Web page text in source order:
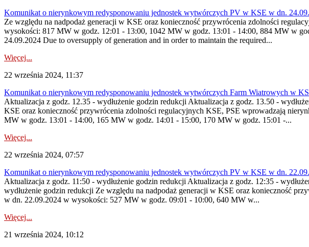
Komunikat o nierynkowym redysponowaniu jednostek wytwórczych PV w KSE w dn.
Ze względu na nadpodaż generacji w KSE oraz konieczność przywrócenia zdolności
wysokości: 817 MW w godz. 12:01 - 13:00, 1042 MW w godz. 13:01 - 14:00, 884 MW w
24.09.2024 Due to oversupply of generation and in order to maintain the required...
Więcej...
22 września 2024, 11:37
Komunikat o nierynkowym redysponowaniu jednostek wytwórczych Farm Wiatrowych w
Aktualizacja z godz. 12.35 - wydłużenie godzin redukcji Aktualizacja z godz. 13.50 -
KSE oraz konieczność przywrócenia zdolności regulacyjnych KSE, PSE wprowadzają
MW w godz. 13:01 - 14:00, 165 MW w godz. 14:01 - 15:00, 170 MW w godz. 15:01 -...
Więcej...
22 września 2024, 07:57
Komunikat o nierynkowym redysponowaniu jednostek wytwórczych PV w KSE w dn.
Aktualizacja z godz. 11:50 - wydłużenie godzin redukcji Aktualizacja z godz. 12:35 -
wydłużenie godzin redukcji Ze względu na nadpodaż generacji w KSE oraz konieczność
w dn. 22.09.2024 w wysokości: 527 MW w godz. 09:01 - 10:00, 640 MW w...
Więcej...
21 września 2024, 10:12